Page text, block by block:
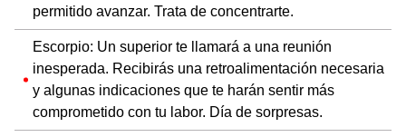
permitido avanzar. Trata de concentrarte.
Escorpio: Un superior te llamará a una reunión
inesperada. Recibirás una retroalimentación necesaria
y algunas indicaciones que te harán sentir más
comprometido con tu labor. Día de sorpresas.